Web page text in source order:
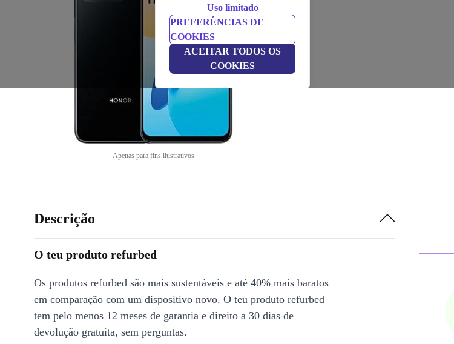
Uso limitado
PREFERÊNCIAS DE
COOKIES
ACEITAR TODOS OS
COOKIES
Apenas para fins ilustrativos
Descrição
O teu produto refurbed
Os produtos refurbed são mais sustentáveis e até 40% mais baratos
em comparação com um dispositivo novo. O teu produto refurbed
tem pelo menos 12 meses de garantia e direito a 30 dias de
devolução gratuita, sem perguntas.